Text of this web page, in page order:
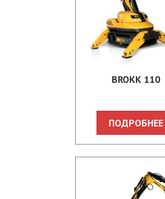
BROKK 110
ПОДРОБНЕЕ